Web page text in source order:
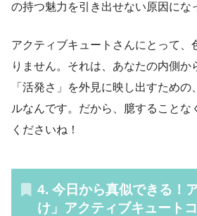
の持つ魅力を引き出せない原因にな
アクティブキュートさんにとって、
りません。それは、あなたの内側か
「活発さ」を外見に映し出すため
ルなんです。だから、臆することな
くださいね！
4. 今日から真似できる！
け」アクティブキュート